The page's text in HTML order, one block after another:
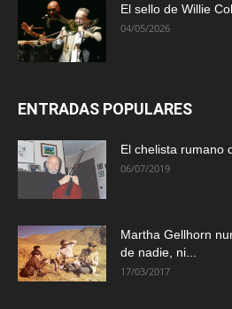
El sello de Willie
04/05/2026
ENTRADAS POPULARES
El chelista rumano
06/07/2019
Martha Gellhorn
de nadie, ni...
17/03/2017